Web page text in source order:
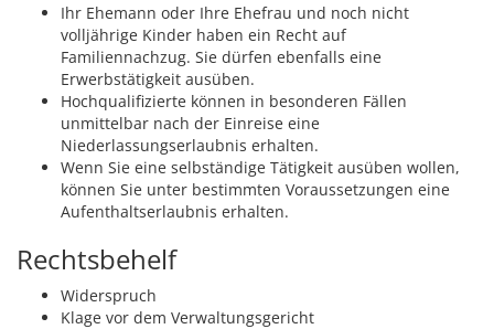
Ihr Ehemann oder Ihre Ehefrau und noch nicht
volljährige Kinder haben ein Recht auf
Familiennachzug. Sie dürfen ebenfalls eine
Erwerbstätigkeit ausüben.
Hochqualifizierte können in besonderen Fällen
unmittelbar nach der Einreise eine
Niederlassungserlaubnis erhalten.
Wenn Sie eine selbständige Tätigkeit ausüben wollen,
können Sie unter bestimmten Voraussetzungen eine
Aufenthaltserlaubnis erhalten.
Rechtsbehelf
Widerspruch
Klage vor dem Verwaltungsgericht